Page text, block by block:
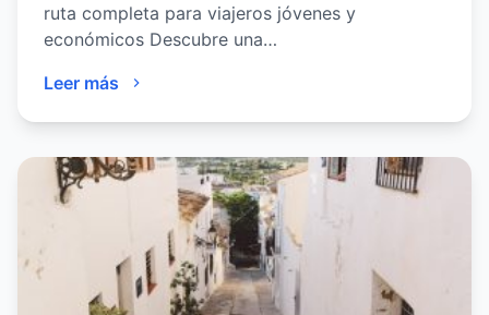
ruta completa para viajeros jóvenes y
económicos Descubre una…
Leer más